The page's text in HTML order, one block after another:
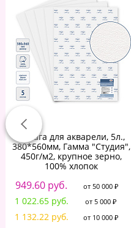
Бумага для акварели, 5л.,
380*560мм, Гамма "Студия",
450г/м2, крупное зерно,
100% хлопок
949.60 руб. от 50 000 ₽
1 022.65 руб. от 5 000 ₽
1 132.22 руб. от 10 000 ₽